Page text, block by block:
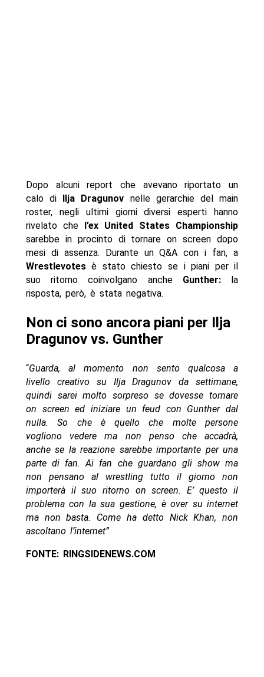
Dopo alcuni report che avevano riportato un
calo di Ilja Dragunov nelle gerarchie del main
roster, negli ultimi giorni diversi esperti hanno
rivelato chel’ex United States Championship
sarebbe in procinto di tornare on screen dopo
mesi di assenza. Durante un Q&A con i fan, a
Wrestlevotesè stato chiesto se i piani per il
suo ritorno coinvolgano ancheGunther:la
risposta, però, è stata negativa.
Non ci sono ancora piani per Ilja
Dragunov vs. Gunther
“Guarda, al momento non sento qualcosa a
livello creativo su Ilja Dragunov da settimane,
quindi sarei molto sorpreso se dovesse tornare
on screen ed iniziare un feud con Gunther dal
nulla. So che è quello che molte persone
vogliono vedere ma non penso che accadrà,
anche se la reazione sarebbe importante per una
parte di fan. Ai fan che guardano gli show ma
non pensano al wrestling tutto il giorno non
importerà il suo ritorno on screen. E’ questo il
problema con la sua gestione, è over su internet
ma non basta. Come ha detto Nick Khan, non
ascoltano l’internet”
FONTE: RINGSIDENEWS.COM